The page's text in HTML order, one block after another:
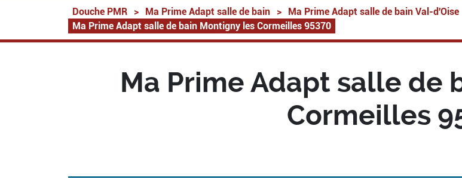
Douche PMR > Ma Prime Adapt salle de bain > Ma Prime Adapt salle de bain Val-d'Oise
Ma Prime Adapt salle de bain Montigny les Cormeilles 95370
Ma Prime Adapt salle de
Cormeilles